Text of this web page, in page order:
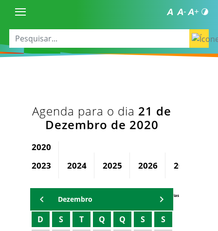
Agenda para o dia 21 de
Dezembro de 2020
2020
2023
2024 2025 2026 2027
Agenda Secretárias
Dezembro
D S T Q Q S S